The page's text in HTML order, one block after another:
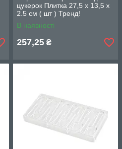
цукерок Плитка 27,5 х 13,5 х
2.5 см ( шт ) Тренд!
В наявності
257,25 ₴